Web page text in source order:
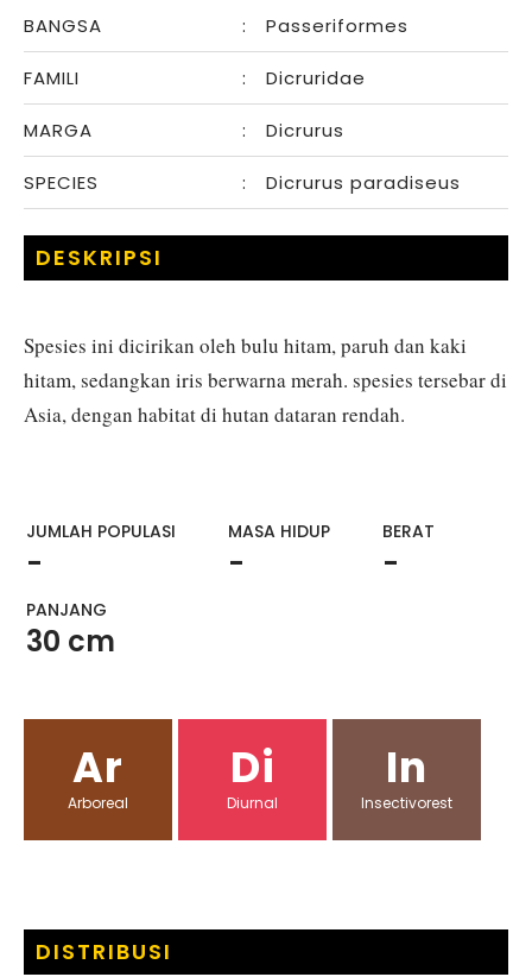
DESKRIPSI
Spesies ini dicirikan oleh bulu hitam, paruh dan kaki
hitam, sedangkan iris berwarna merah. spesies tersebar di
Asia, dengan habitat di hutan dataran rendah.
JUMLAH POPULASI
-
MASA HIDUP
-
BERAT
-
PANJANG
30 cm
Ar
Arboreal
Di
Diurnal
In
Insectivorest
BANGSA : Passeriformes
FAMILI : Dicruridae
MARGA : Dicrurus
SPECIES : Dicrurus paradiseus
DISTRIBUSI